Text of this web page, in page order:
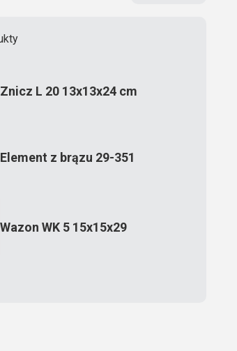
Znicz L 20 13x13x24 cm
Element z brązu 29-351
Wazon WK 5 15x15x29